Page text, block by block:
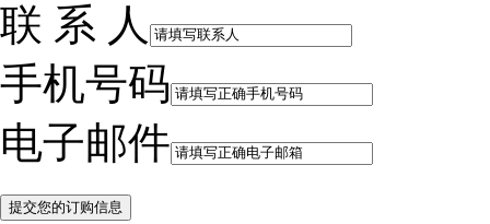
联 系 人
手机号码
电子邮件